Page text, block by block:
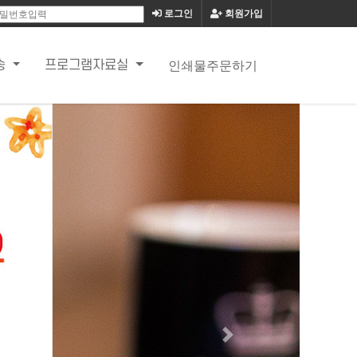
회원가입
로그인
프로그램자료실 인쇄물주문하기
Next